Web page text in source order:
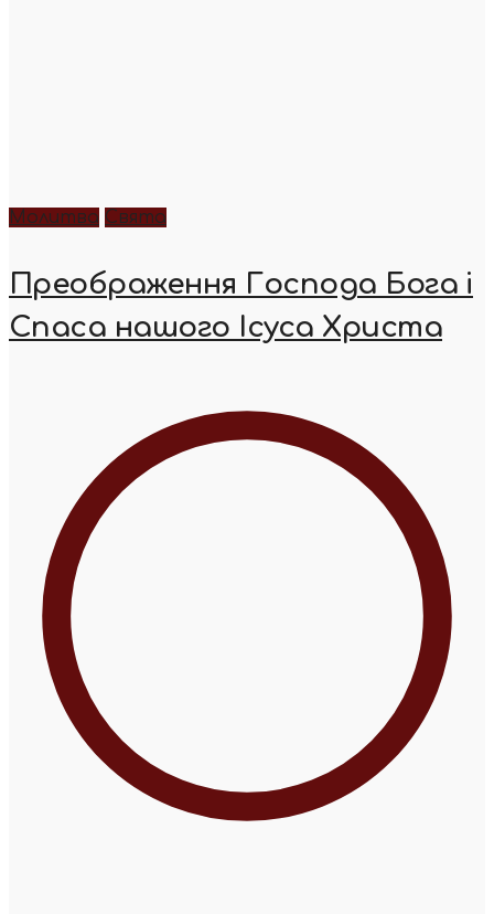
Молитва Свята
Преображення Господа Бога і
Спаса нашого Ісуса Христа